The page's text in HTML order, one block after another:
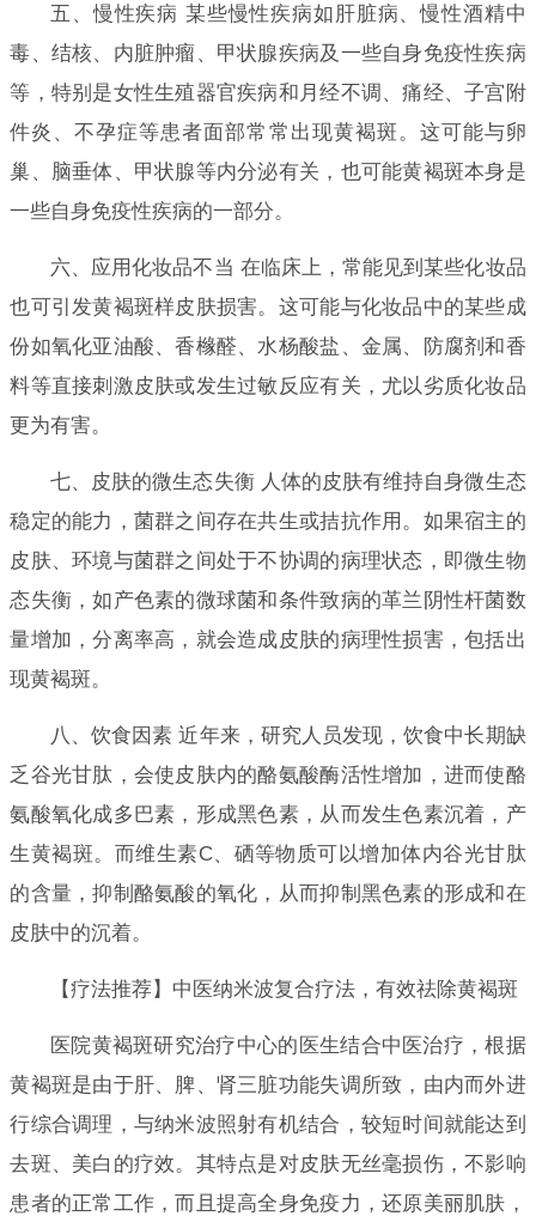
五、慢性疾病 某些慢性疾病如肝脏病、慢性酒精中
毒、结核、内脏肿瘤、甲状腺疾病及一些自身免疫性疾病
等，特别是女性生殖器官疾病和月经不调、痛经、子宫附
件炎、不孕症等患者面部常常出现黄褐斑。这可能与卵
巢、脑垂体、甲状腺等内分泌有关，也可能黄褐斑本身是
一些自身免疫性疾病的一部分。
六、应用化妆品不当 在临床上，常能见到某些化妆品
也可引发黄褐斑样皮肤损害。这可能与化妆品中的某些成
份如氧化亚油酸、香橼醛、水杨酸盐、金属、防腐剂和香
料等直接刺激皮肤或发生过敏反应有关，尤以劣质化妆品
更为有害。
七、皮肤的微生态失衡 人体的皮肤有维持自身微生态
稳定的能力，菌群之间存在共生或拮抗作用。如果宿主的
皮肤、环境与菌群之间处于不协调的病理状态，即微生物
态失衡，如产色素的微球菌和条件致病的革兰阴性杆菌数
量增加，分离率高，就会造成皮肤的病理性损害，包括出
现黄褐斑。
八、饮食因素 近年来，研究人员发现，饮食中长期缺
乏谷光甘肽，会使皮肤内的酪氨酸酶活性增加，进而使酪
氨酸氧化成多巴素，形成黑色素，从而发生色素沉着，产
生黄褐斑。而维生素C、硒等物质可以增加体内谷光甘肽
的含量，抑制酪氨酸的氧化，从而抑制黑色素的形成和在
皮肤中的沉着。
【疗法推荐】中医纳米波复合疗法，有效祛除黄褐斑
医院黄褐斑研究治疗中心的医生结合中医治疗，根据
黄褐斑是由于肝、脾、肾三脏功能失调所致，由内而外进
行综合调理，与纳米波照射有机结合，较短时间就能达到
去斑、美白的疗效。其特点是对皮肤无丝毫损伤，不影响
患者的正常工作，而且提高全身免疫力，还原美丽肌肤，